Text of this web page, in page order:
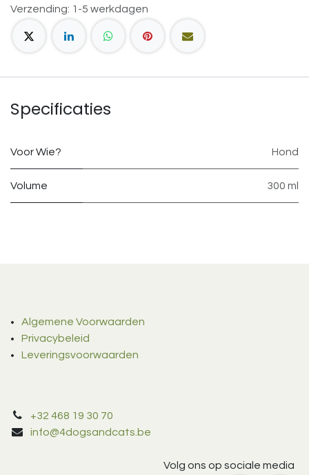
Verzending: 1-5 werkdagen
Specificaties
Voor Wie? Hond
Volume 300 ml
Algemene Voorwaarden
Privacybeleid
Leveringsvoorwaarden
+32 468 19 30 70
info@4dogsandcats.be
Volg ons op sociale media